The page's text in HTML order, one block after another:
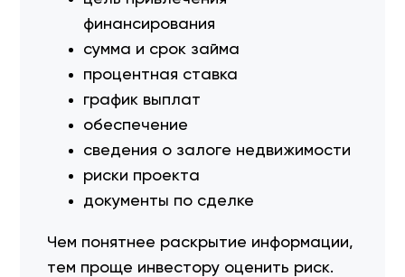
финансирования
сумма и срок займа
процентная ставка
график выплат
обеспечение
сведения о залоге недвижимости
риски проекта
документы по сделке
Чем понятнее раскрытие информации,
тем проще инвестору оценить риск.